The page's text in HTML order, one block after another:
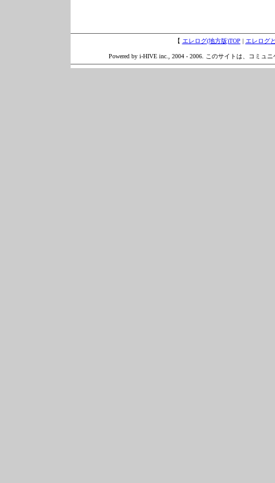
【 エレログ(地方版)TOP | エレログ
Powered by i-HIVE inc., 2004 - 2006. このサイトは、コミュ